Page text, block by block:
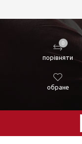
0
порівняти
обране